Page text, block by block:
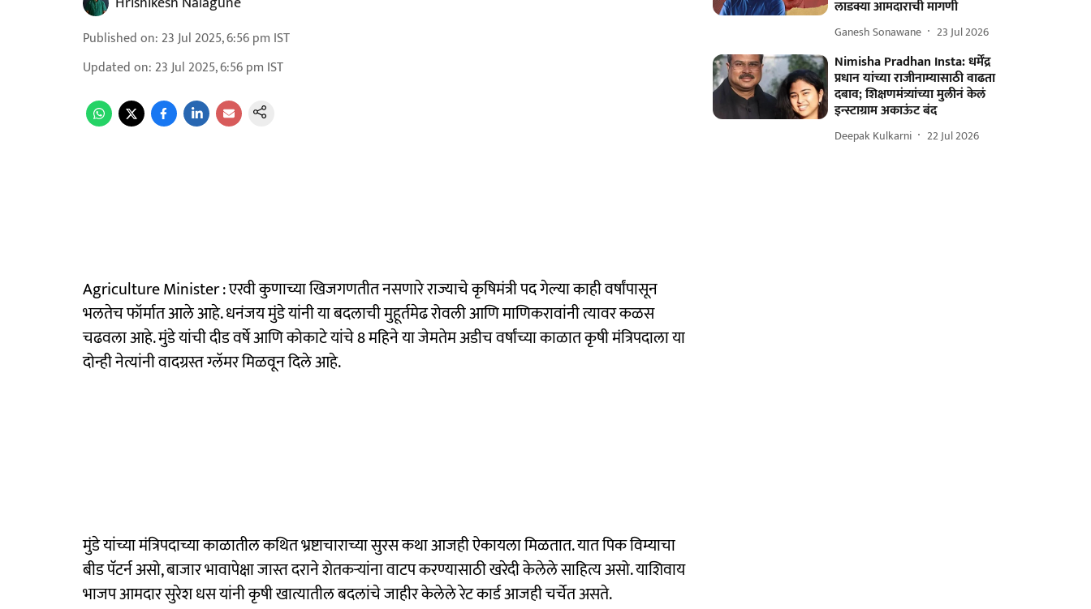
Published on: 23 Jul 2025, 6:56 pm IST
Updated on: 23 Jul 2025, 6:56 pm IST
Agriculture Minister : एरवी कुणाच्या खिजगणतीत नसणारे राज्याचे कृषिमंत्री पद गेल्या काही वर्षांपासून
भलतेच फॉर्मात आले आहे. धनंजय मुंडे यांनी या बदलाची मुहूर्तमेढ रोवली आणि माणिकरावांनी त्यावर कळस
चढवला आहे. मुंडे यांची दीड वर्षे आणि कोकाटे यांचे 8 महिने या जेमतेम अडीच वर्षांच्या काळात कृषी मंत्रि‍पदाला या
दोन्ही नेत्यांनी वादग्रस्त ग्लॅमर मिळवून दिले आहे.
मुंडे यांच्या मंत्रि‍पदाच्या काळातील कथित भ्रष्टाचाराच्या सुरस कथा आजही ऐकायला मिळतात. यात पिक विम्याचा
बीड पॅटर्न असो, बाजार भावापेक्षा जास्त दराने शेतकऱ्यांना वाटप करण्यासाठी खरेदी केलेले साहित्य असो. याशिवाय
भाजप आमदार सुरेश धस यांनी कृषी खात्यातील बदलांचे जाहीर केलेले रेट कार्ड आजही चर्चेत असते.
लाडक्या आमदाराची मागणी
Ganesh Sonawane 23 Jul 2026
Nimisha Pradhan Insta: धर्मेंद्र
प्रधान यांच्या राजीनाम्यासाठी वाढता
दबाव; शिक्षणमंत्र्यांच्या मुलीनं केलं
इन्स्टाग्राम अकाऊंट बंद
Deepak Kulkarni 22 Jul 2026